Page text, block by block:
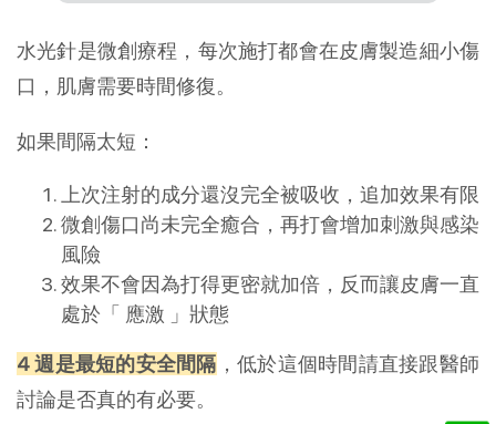
水光針是微創療程，每次施打都會在皮膚製造細小傷
口，肌膚需要時間修復。
如果間隔太短：
上次注射的成分還沒完全被吸收，追加效果有限
微創傷口尚未完全癒合，再打會增加刺激與感染
風險
效果不會因為打得更密就加倍，反而讓皮膚一直
處於「 應激 」狀態
4 週是最短的安全間隔 ，低於這個時間請直接跟醫師
討論是否真的有必要。